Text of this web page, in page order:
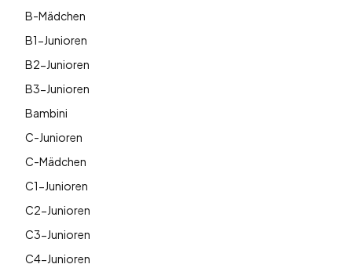
B-Mädchen
B1-Junioren
B2-Junioren
B3-Junioren
Bambini
C-Junioren
C-Mädchen
C1-Junioren
C2-Junioren
C3-Junioren
C4-Junioren